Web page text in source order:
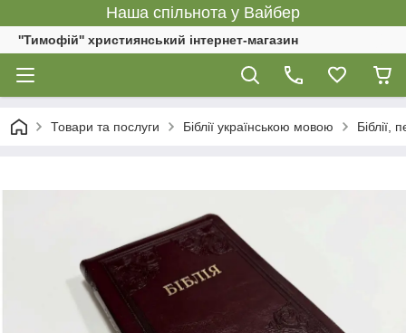
Наша спільнота у Вайбер
''Тимофій'' християнський інтернет-магазин
Товари та послуги Біблії українською мовою Біблії,